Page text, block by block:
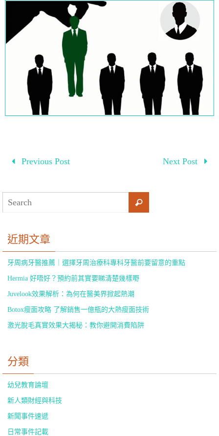
Previous Post Next Post
近期文章
牙周病牙醫推薦｜選擇牙周治療科專科牙醫前要留意的重點
Hermia 好唔好？預約前其實要睇清楚幾樣嘢
Juvelook效果解析：為何在醫美界掀起熱潮
Botox瘦面攻略 了解銷售一億瓶的大熱瘦面技術
激光脫毛真實效果大揭秘：教你避開消費陷阱
分類
幼兒教育論壇
新人類財經與科技
新聞事件速遞
日常事件記載